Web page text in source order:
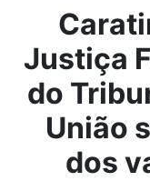
Justiça
do
União
dos